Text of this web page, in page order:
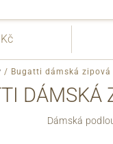
/ Bugatti dámská zipová
DÁMSKÁ
Dámská